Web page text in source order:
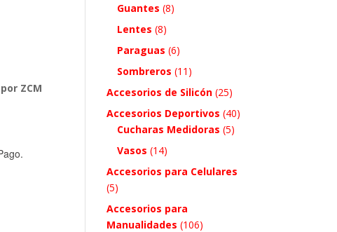
ZCM
Guantes (8)
Lentes (8)
Paraguas (6)
Sombreros (11)
Accesorios de Silicón (25)
Accesorios Deportivos (40)
Cucharas Medidoras (5)
Vasos (14)
Accesorios para Celulares
(5)
Accesorios para
Manualidades (106)